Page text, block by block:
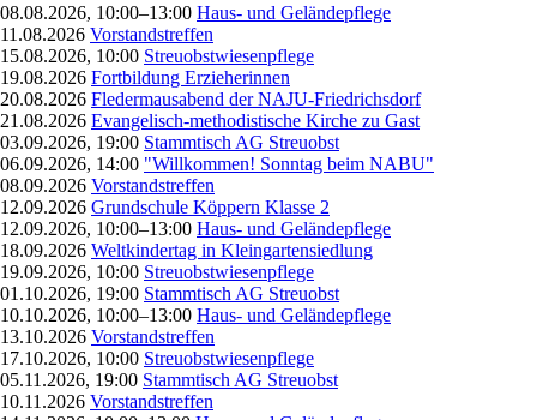
08.08.2026, 10:00–13:00 Haus- und Geländepflege
11.08.2026 Vorstandstreffen
15.08.2026, 10:00 Streuobstwiesenpflege
19.08.2026 Fortbildung Erzieherinnen
20.08.2026 Fledermausabend der NAJU-Friedrichsdorf
21.08.2026 Evangelisch-methodistische Kirche zu Gast
03.09.2026, 19:00 Stammtisch AG Streuobst
06.09.2026, 14:00 "Willkommen! Sonntag beim NABU"
08.09.2026 Vorstandstreffen
12.09.2026 Grundschule Köppern Klasse 2
12.09.2026, 10:00–13:00 Haus- und Geländepflege
18.09.2026 Weltkindertag in Kleingartensiedlung
19.09.2026, 10:00 Streuobstwiesenpflege
01.10.2026, 19:00 Stammtisch AG Streuobst
10.10.2026, 10:00–13:00 Haus- und Geländepflege
13.10.2026 Vorstandstreffen
17.10.2026, 10:00 Streuobstwiesenpflege
05.11.2026, 19:00 Stammtisch AG Streuobst
10.11.2026 Vorstandstreffen